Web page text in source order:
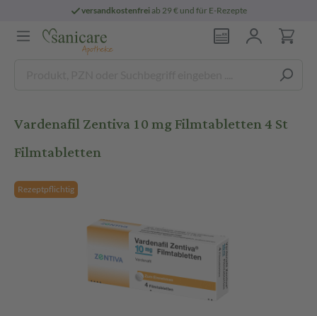
versandkostenfreiab 29 € und für E-Rezepte
Vardenafil Zentiva 10 mg Filmtabletten 4 St
Filmtabletten
Rezeptpflichtig